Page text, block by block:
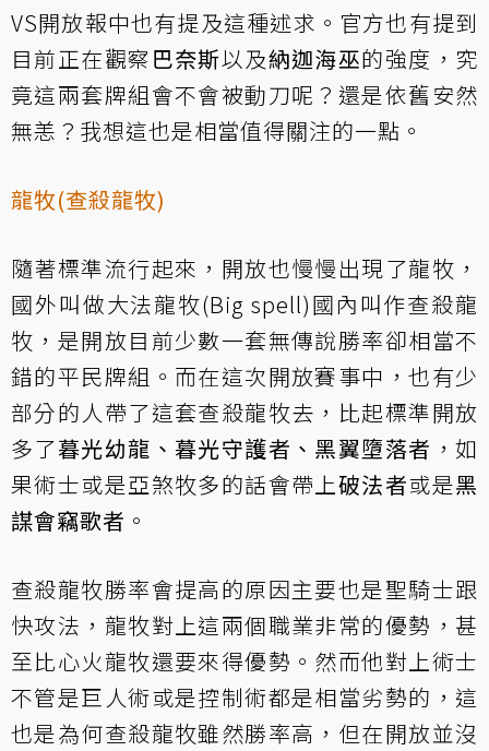
VS開放報中也有提及這種述求。官方也有提到
目前正在觀察巴奈斯以及納迦海巫的強度，究
竟這兩套牌組會不會被動刀呢？還是依舊安然
無恙？我想這也是相當值得關注的一點。
龍牧(查殺龍牧)
隨著標準流行起來，開放也慢慢出現了龍牧，
國外叫做大法龍牧(Big spell)國內叫作查殺龍
牧，是開放目前少數一套無傳說勝率卻相當不
錯的平民牌組。而在這次開放賽事中，也有少
部分的人帶了這套查殺龍牧去，比起標準開放
多了暮光幼龍、暮光守護者、黑翼墮落者 ，如
果術士或是亞煞牧多的話會帶上破法者或是黑
謀會竊歌者 。
查殺龍牧勝率會提高的原因主要也是聖騎士跟
快攻法，龍牧對上這兩個職業非常的優勢，甚
至比心火龍牧還要來得優勢。然而他對上術士
不管是巨人術或是控制術都是相當劣勢的，這
也是為何查殺龍牧雖然勝率高，但在開放並沒